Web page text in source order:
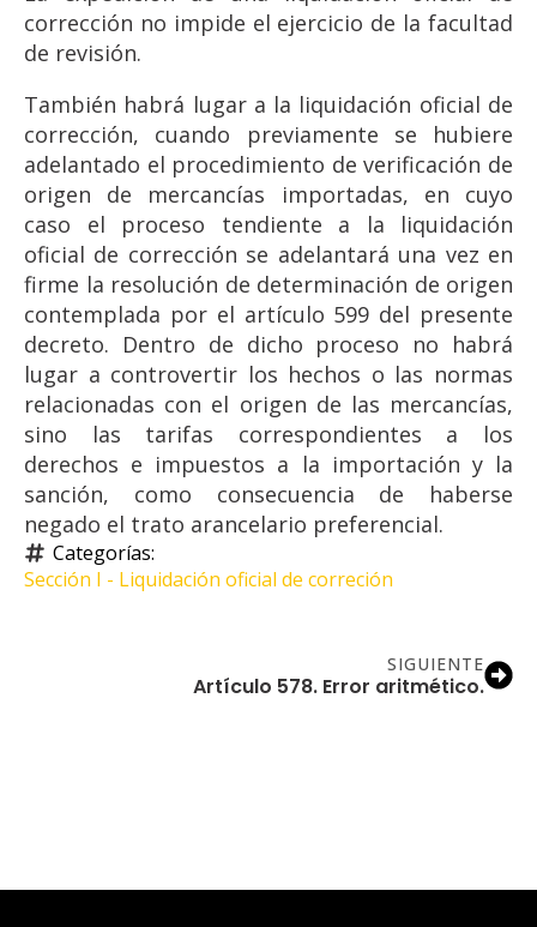
corrección no impide el ejercicio de la facultad
de revisión.
También habrá lugar a la liquidación oficial de
corrección, cuando previamente se hubiere
adelantado el procedimiento de verificación de
origen de mercancías importadas, en cuyo
caso el proceso tendiente a la liquidación
oficial de corrección se adelantará una vez en
firme la resolución de determinación de origen
contemplada por el artículo 599 del presente
decreto. Dentro de dicho proceso no habrá
lugar a controvertir los hechos o las normas
relacionadas con el origen de las mercancías,
sino las tarifas correspondientes a los
derechos e impuestos a la importación y la
sanción, como consecuencia de haberse
negado el trato arancelario preferencial.
Categorías:
Sección I - Liquidación oficial de correción
SIGUIENTE
Artículo 578. Error aritmético.